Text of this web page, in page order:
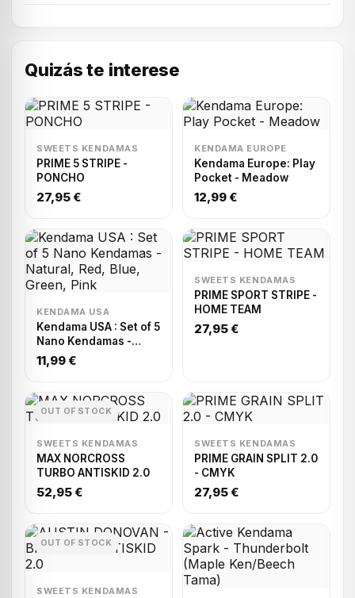
Quizás te interese
SWEETS KENDAMAS
PRIME 5 STRIPE -
PONCHO
27,95 €
KENDAMA EUROPE
Kendama Europe: Play
Pocket - Meadow
12,99 €
KENDAMA USA
Kendama USA : Set of 5
Nano Kendamas -
Natural, Red, Blue,
Green, Pink
11,99 €
SWEETS KENDAMAS
PRIME SPORT STRIPE -
HOME TEAM
27,95 €
OUT OF STOCK
SWEETS KENDAMAS
MAX NORCROSS
TURBO ANTISKID 2.0
52,95 €
SWEETS KENDAMAS
PRIME GRAIN SPLIT 2.0
- CMYK
27,95 €
OUT OF STOCK
SWEETS KENDAMAS